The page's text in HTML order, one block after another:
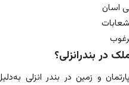
اسان
در بندرانزلی؟
و زمین در بندر انزلی